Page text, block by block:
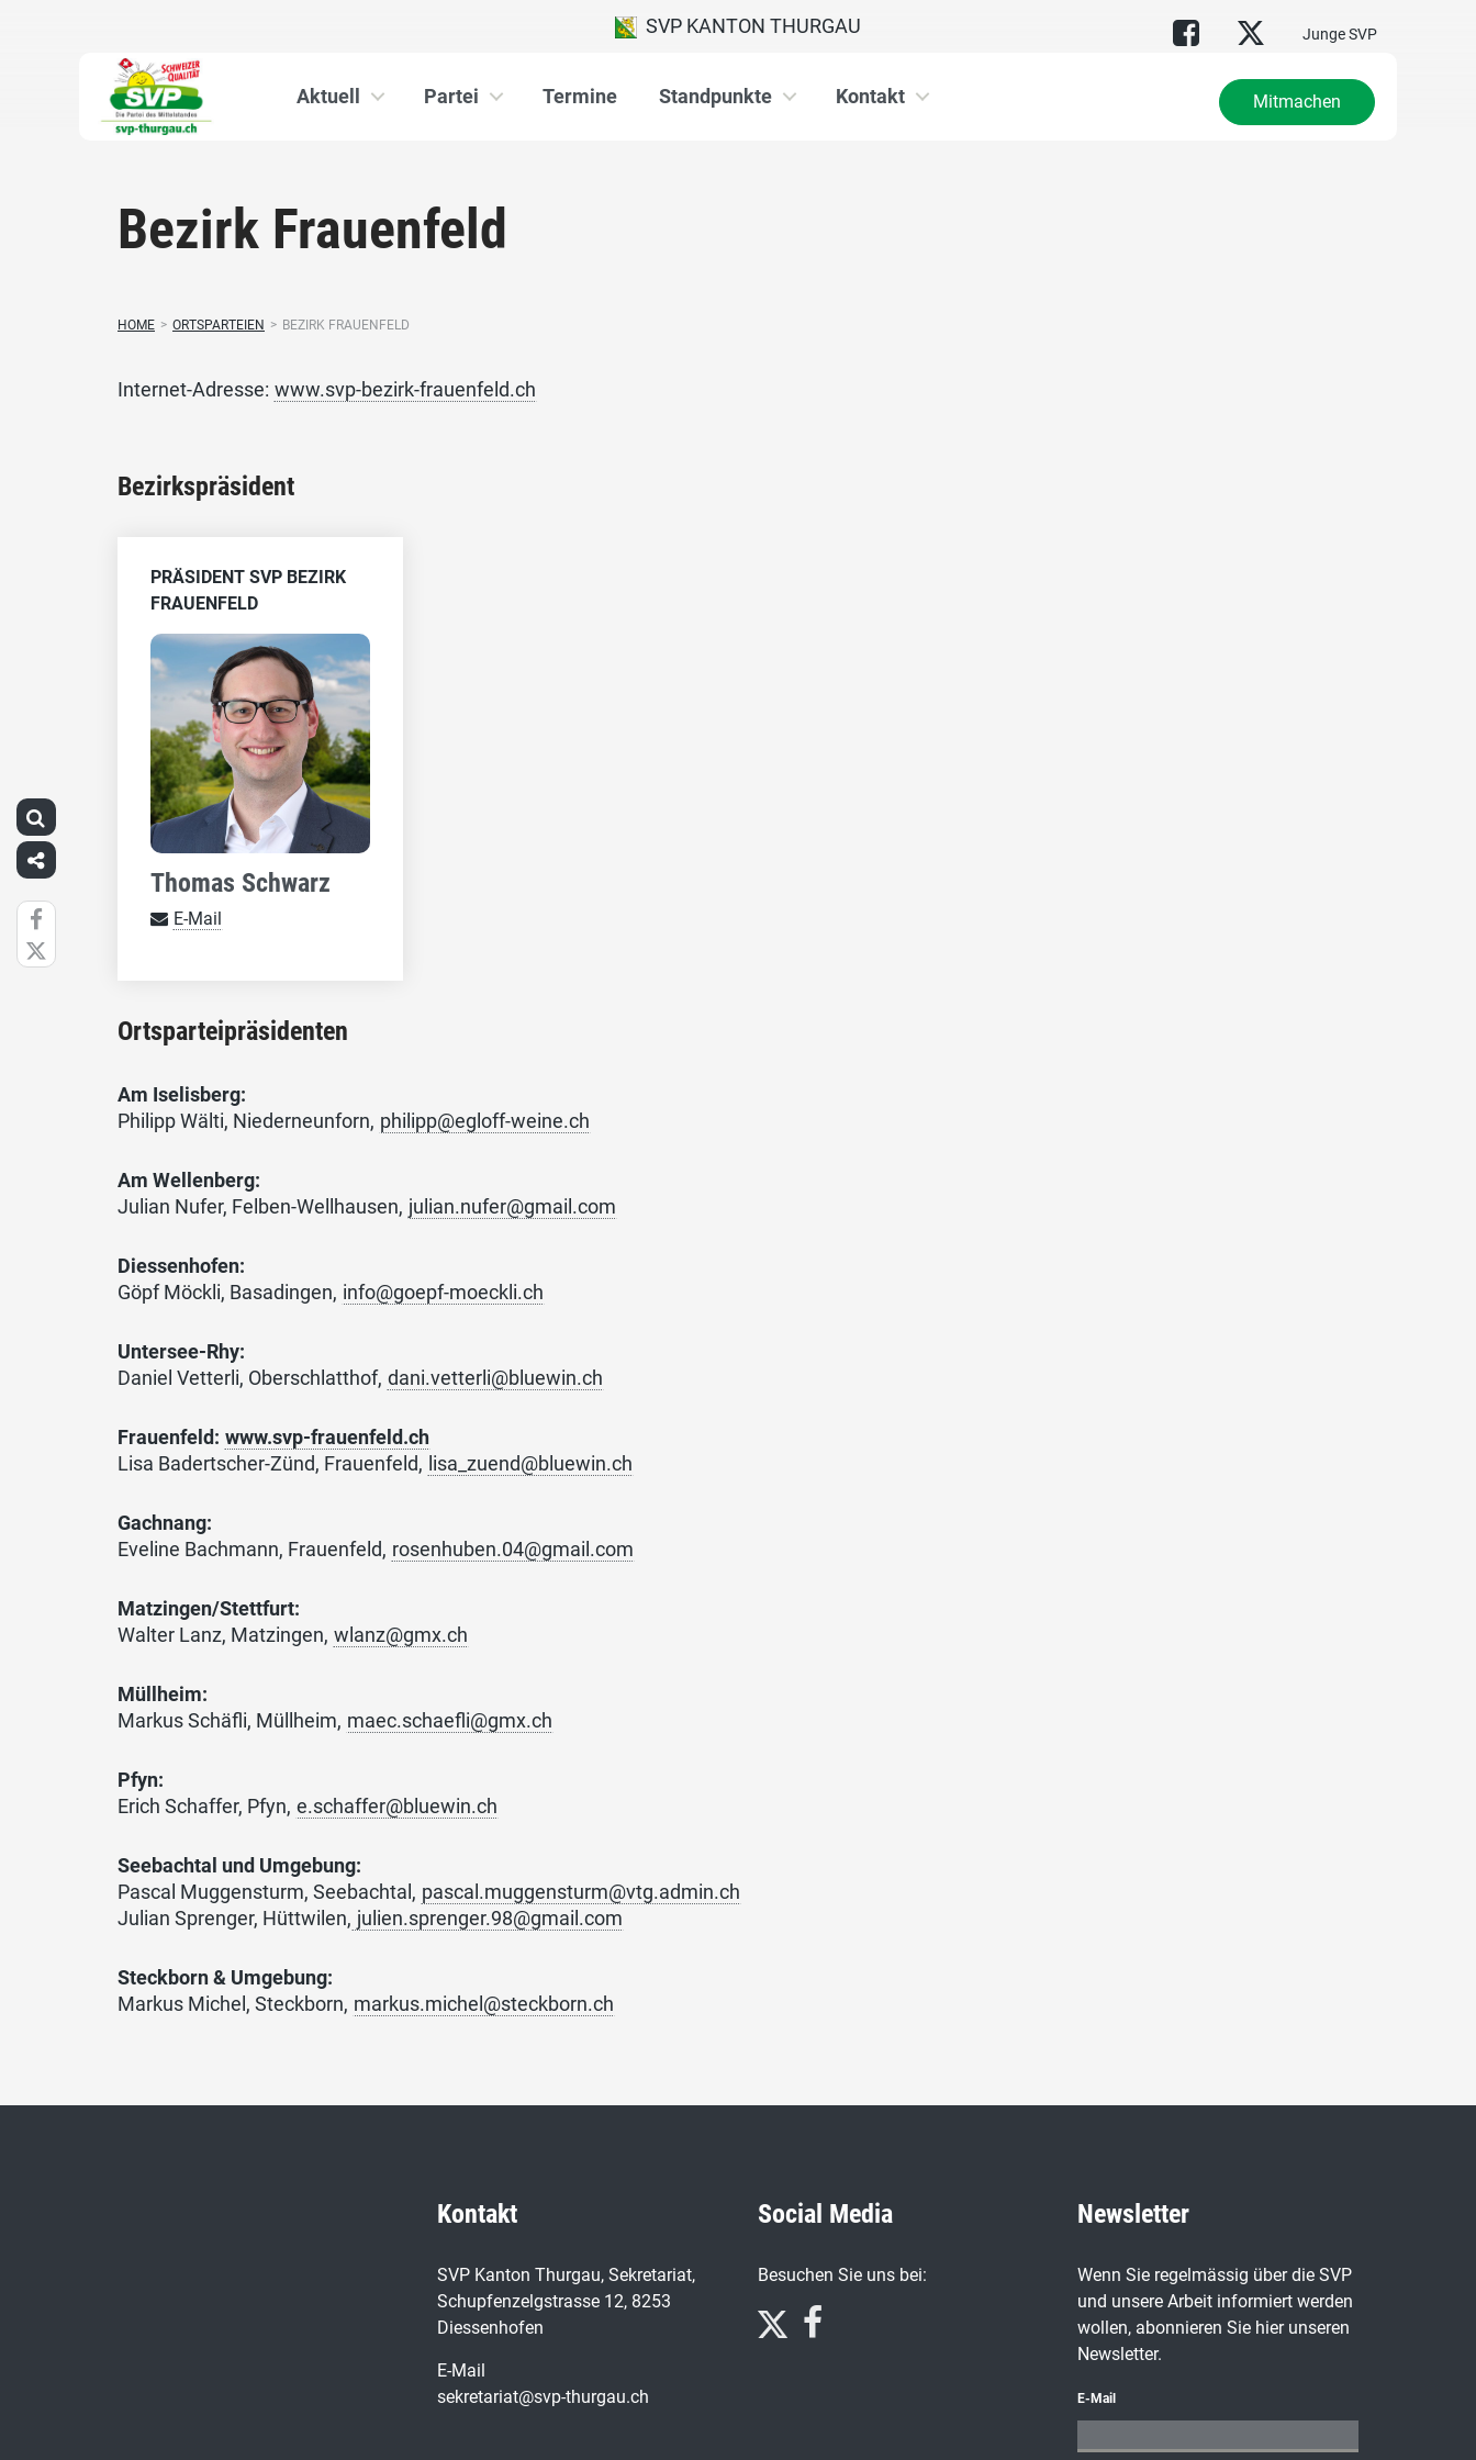
Junge SVP
SVP KANTON THURGAU
Aktuell Partei Termine Standpunkte Kontakt Mitmachen
Bezirk Frauenfeld
HOME > ORTSPARTEIEN > BEZIRK FRAUENFELD
Internet-Adresse: www.svp-bezirk-frauenfeld.ch
Bezirkspräsident
PRÄSIDENT SVP BEZIRK
FRAUENFELD
Thomas Schwarz
E-Mail
Ortsparteipräsidenten
Am Iselisberg:
Philipp Wälti, Niederneunforn, philipp@egloff-weine.ch
Am Wellenberg:
Julian Nufer, Felben-Wellhausen, julian.nufer@gmail.com
Diessenhofen:
Göpf Möckli, Basadingen, info@goepf-moeckli.ch
Untersee-Rhy:
Daniel Vetterli, Oberschlatthof, dani.vetterli@bluewin.ch
Frauenfeld: www.svp-frauenfeld.ch
Lisa Badertscher-Zünd, Frauenfeld, lisa_zuend@bluewin.ch
Gachnang:
Eveline Bachmann, Frauenfeld, rosenhuben.04@gmail.com
Matzingen/Stettfurt:
Walter Lanz, Matzingen, wlanz@gmx.ch
Müllheim:
Markus Schäfli, Müllheim, maec.schaefli@gmx.ch
Pfyn:
Erich Schaffer, Pfyn, e.schaffer@bluewin.ch
Seebachtal und Umgebung:
Pascal Muggensturm, Seebachtal, pascal.muggensturm@vtg.admin.ch
Julian Sprenger, Hüttwilen, julien.sprenger.98@gmail.com
Steckborn & Umgebung:
Markus Michel, Steckborn, markus.michel@steckborn.ch
Kontakt
SVP Kanton Thurgau, Sekretariat,
Schupfenzelgstrasse 12, 8253
Diessenhofen
E-Mail
sekretariat@svp-thurgau.ch
Social Media
Besuchen Sie uns bei:
Newsletter
Wenn Sie regelmässig über die SVP
und unsere Arbeit informiert werden
wollen, abonnieren Sie hier unseren
Newsletter.
E-Mail